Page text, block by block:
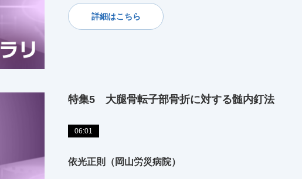
詳細はこちら
特集5 大腿骨転子部骨折に対する髄内釘法
06:01
依光正則（岡山労災病院）